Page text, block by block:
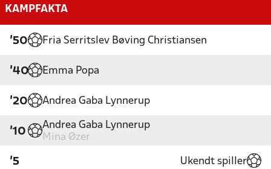
KAMPFAKTA
'50 Fria Serritslev Bøving Christiansen
'40 Emma Popa
'20 Andrea Gaba Lynnerup
'10
Andrea Gaba Lynnerup
Mina Øzer
'5 Ukendt spiller